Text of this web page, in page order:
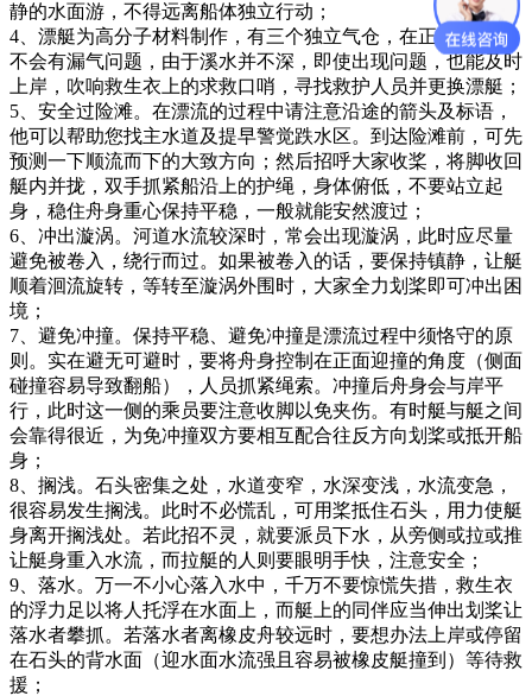
静的水面游，不得远离船体独立行动；
4、漂艇为高分子材料制作，有三个独立气仓，在正常使用下
不会有漏气问题，由于溪水并不深，即使出现问题，也能及时
上岸，吹响救生衣上的求救口哨，寻找救护人员并更换漂艇；
5、安全过险滩。在漂流的过程中请注意沿途的箭头及标语，
他可以帮助您找主水道及提早警觉跌水区。到达险滩前，可先
预测一下顺流而下的大致方向；然后招呼大家收桨，将脚收回
艇内并拢，双手抓紧船沿上的护绳，身体俯低，不要站立起
身，稳住舟身重心保持平稳，一般就能安然渡过；
6、冲出漩涡。河道水流较深时，常会出现漩涡，此时应尽量
避免被卷入，绕行而过。如果被卷入的话，要保持镇静，让艇
顺着洄流旋转，等转至漩涡外围时，大家全力划桨即可冲出困
境；
7、避免冲撞。保持平稳、避免冲撞是漂流过程中须恪守的原
则。实在避无可避时，要将舟身控制在正面迎撞的角度（侧面
碰撞容易导致翻船），人员抓紧绳索。冲撞后舟身会与岸平
行，此时这一侧的乘员要注意收脚以免夹伤。有时艇与艇之间
会靠得很近，为免冲撞双方要相互配合往反方向划桨或抵开船
身；
8、搁浅。石头密集之处，水道变窄，水深变浅，水流变急，
很容易发生搁浅。此时不必慌乱，可用桨抵住石头，用力使艇
身离开搁浅处。若此招不灵，就要派员下水，从旁侧或拉或推
让艇身重入水流，而拉艇的人则要眼明手快，注意安全；
9、落水。万一不小心落入水中，千万不要惊慌失措，救生衣
的浮力足以将人托浮在水面上，而艇上的同伴应当伸出划桨让
落水者攀抓。若落水者离橡皮舟较远时，要想办法上岸或停留
在石头的背水面（迎水面水流强且容易被橡皮艇撞到）等待救
援；